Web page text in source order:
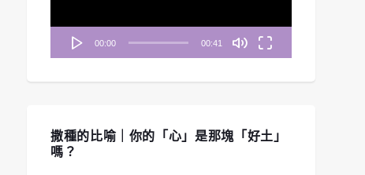
00:00 00:41
撒種的比喻｜你的「心」是那塊「好土」
嗎？